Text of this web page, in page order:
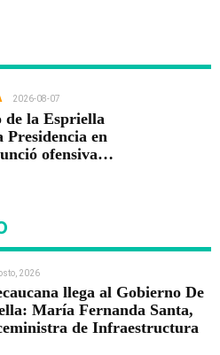
2026-08-07
de la Espriella
Presidencia en
ofensiva
2026
llega al Gobierno De
María Fernanda Santa,
de Infraestructura